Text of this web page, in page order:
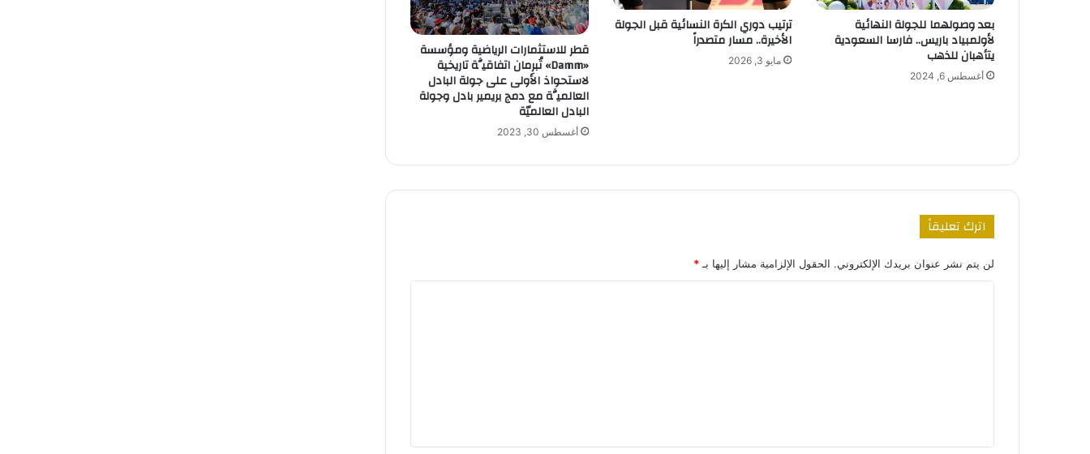
بعد وصولهما للجولة النهائية
لأولمبياد باريس.. فارسا السعودية
يتأهبان للذهب
أغسطس 6, 2024
ترتيب دوري الكرة النسائية قبل الجولة
الأخيرة.. مسار متصدراً
مايو 3, 2026 قطر للاستثمارات الرياضية ومؤسسة
«Damm» تُبرِمان اتفاقيَّة تاريخية
لاستحواذ الأولى على جولة البادل
العالميَّة مع دمج بريمير بادل وجولة
البادل العالميّة
أغسطس 30, 2023
اترك تعليقاً
لن يتم نشر عنوان بريدك الإلكتروني. الحقول الإلزامية مشار إليها بـ*